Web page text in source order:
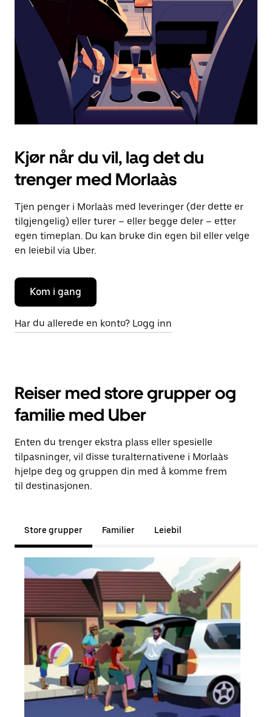
kalenderen.
Kjør når du vil, lag det du
trenger med Morlaàs
Tjen penger i Morlaàs med leveringer (der dette er
tilgjengelig) eller turer – eller begge deler – etter
egen timeplan. Du kan bruke din egen bil eller velge
en leiebil via Uber.
Kom i gang
Har du allerede en konto? Logg inn
Reiser med store grupper og
familie med Uber
Enten du trenger ekstra plass eller spesielle
tilpasninger, vil disse turalternativene i Morlaàs
hjelpe deg og gruppen din med å komme frem
til destinasjonen.
Store grupper Familier Leiebil